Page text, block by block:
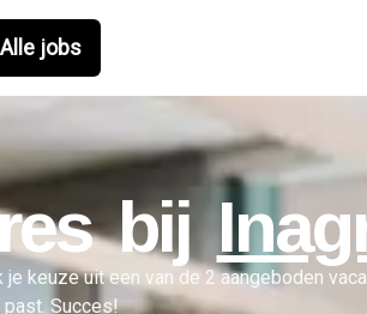
Alle jobs
bij
je keuze uit een van de 2aangeboden
Succes!